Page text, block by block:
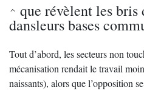
que révèlent les bris
dansleurs bases
Tout d’abord, les secteurs non
mécanisation rendait le travail
naissants), alors que l’opposition